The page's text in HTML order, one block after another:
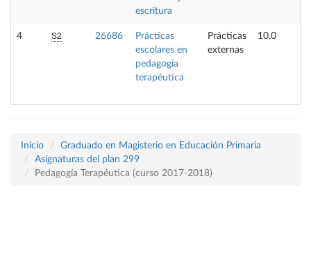
escritura
4 S2 26686
Prácticas
escolares en
pedagogía
terapéutica
Prácticas
externas
10,0
Inicio
Graduado en Magisterio en Educación Primaria
Asignaturas del plan 299
Pedagogía Terapéutica (curso 2017-2018)